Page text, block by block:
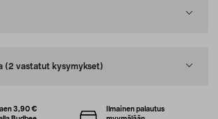
(2 vastatut kysymykset)
3,90 €
Ilmainen palautus